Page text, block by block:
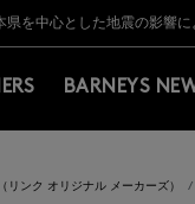
＞会員のお客様は11,000円
休業に伴う返品・交換承り一
県を中心とした地震の影響
【開催中】SUMMER
＞会員のお客様は11,000円
休業に伴う返品・交換承り一
BARNEYS
リンク オリジナル メーカーズ）